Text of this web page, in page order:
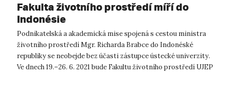
Fakulta životního prostředí míří do
Indonésie
Podnikatelská a akademická mise spojená s cestou ministra
životního prostředí Mgr. Richarda Brabce do Indonéské
republiky se neobejde bez účasti zástupce ústecké univerzity.
Ve dnech 19.–26. 6. 2021 bude Fakultu životního prostředí UJEP